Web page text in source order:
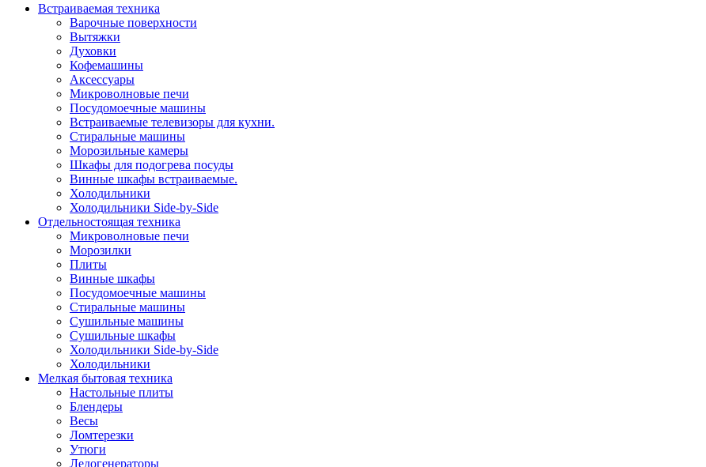
Встраиваемая техника
Варочные поверхности
Вытяжки
Духовки
Кофемашины
Аксессуары
Микроволновые печи
Посудомоечные машины
Встраиваемые телевизоры для кухни.
Стиральные машины
Морозильные камеры
Шкафы для подогрева посуды
Винные шкафы встраиваемые.
Холодильники
Холодильники Side-by-Side
Отдельностоящая техника
Микроволновые печи
Морозилки
Плиты
Винные шкафы
Посудомоечные машины
Стиральные машины
Сушильные машины
Сушильные шкафы
Холодильники Side-by-Side
Холодильники
Мелкая бытовая техника
Настольные плиты
Блендеры
Весы
Ломтерезки
Утюги
Ледогенераторы